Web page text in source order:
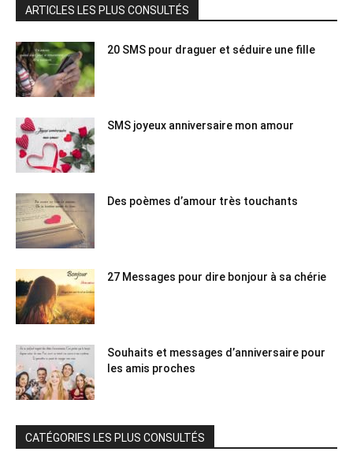
ARTICLES LES PLUS CONSULTÉS
20 SMS pour draguer et séduire une fille
SMS joyeux anniversaire mon amour
Des poèmes d’amour très touchants
27 Messages pour dire bonjour à sa chérie
Souhaits et messages d’anniversaire pour
les amis proches
CATÉGORIES LES PLUS CONSULTÉS